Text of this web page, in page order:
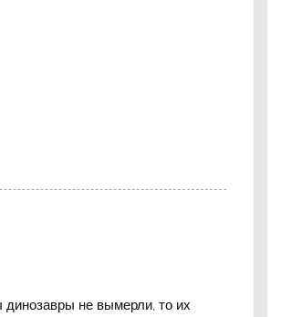
динозавры не вымерли, то их